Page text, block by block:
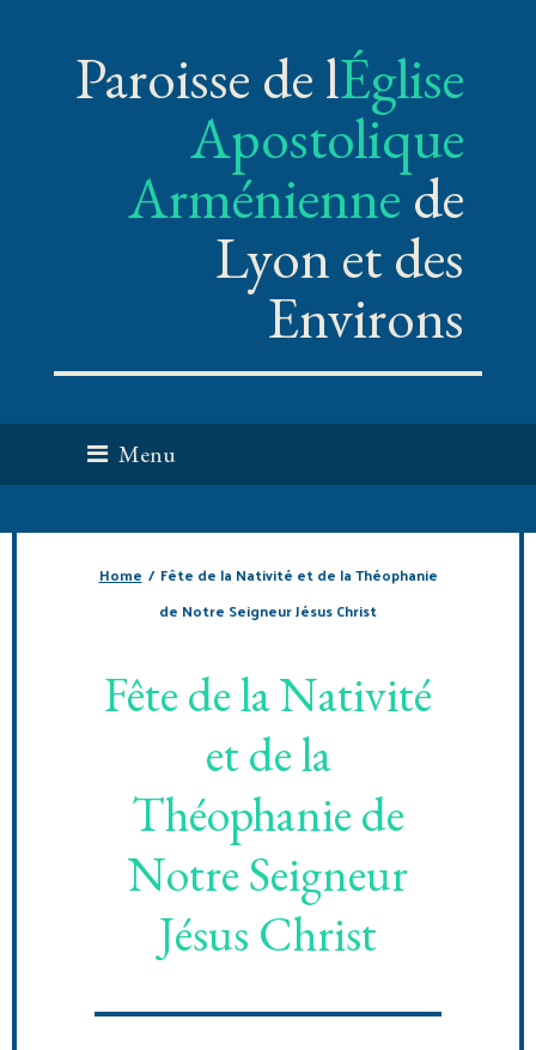
Paroisse de lÉglise
Apostolique
Arméniennede
Lyon et des
Environs
Menu
Home / Fête de la Nativité et de la Théophanie
de Notre Seigneur Jésus Christ
Fête de la Nativité
et de la
Théophanie de
Notre Seigneur
Jésus Christ